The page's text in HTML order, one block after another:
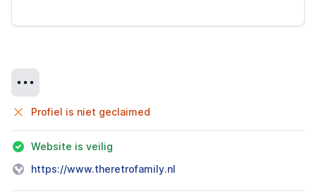
Profiel is niet geclaimed
Website is veilig
https://www.theretrofamily.nl